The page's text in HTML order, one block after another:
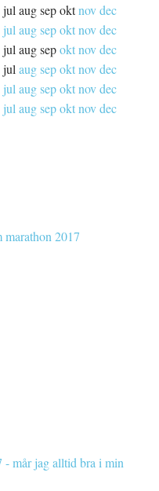
jul augsepoktnovdec
jul augsepoktnovdec
jul augsepoktnovdec
jul augsepoktnovdec
jul augsepoktnovdec
jul augsepoktnovdec
2017
mår jag alltid bra i min